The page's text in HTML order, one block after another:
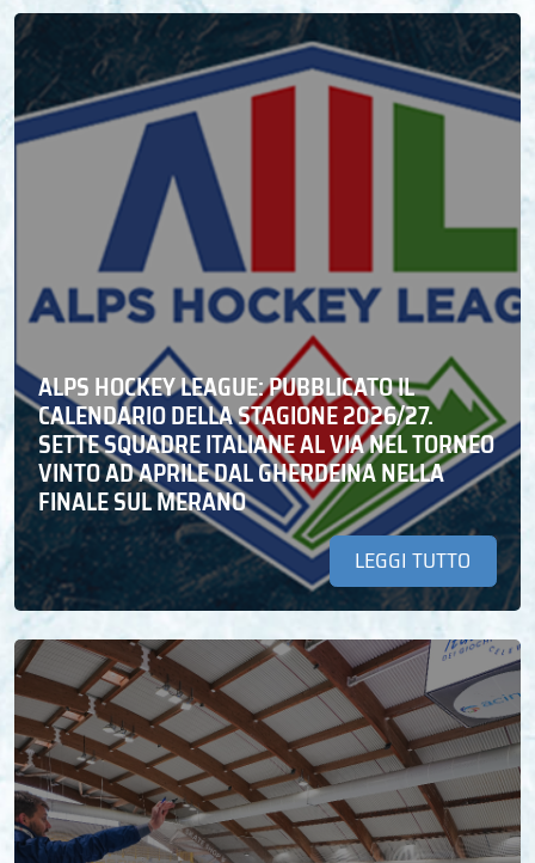
ALPS HOCKEY LEAGUE: PUBBLICATO IL
CALENDARIO DELLA STAGIONE 2026/27.
SETTE SQUADRE ITALIANE AL VIA NEL TORNEO
VINTO AD APRILE DAL GHERDEINA NELLA
FINALE SUL MERANO
LEGGI TUTTO